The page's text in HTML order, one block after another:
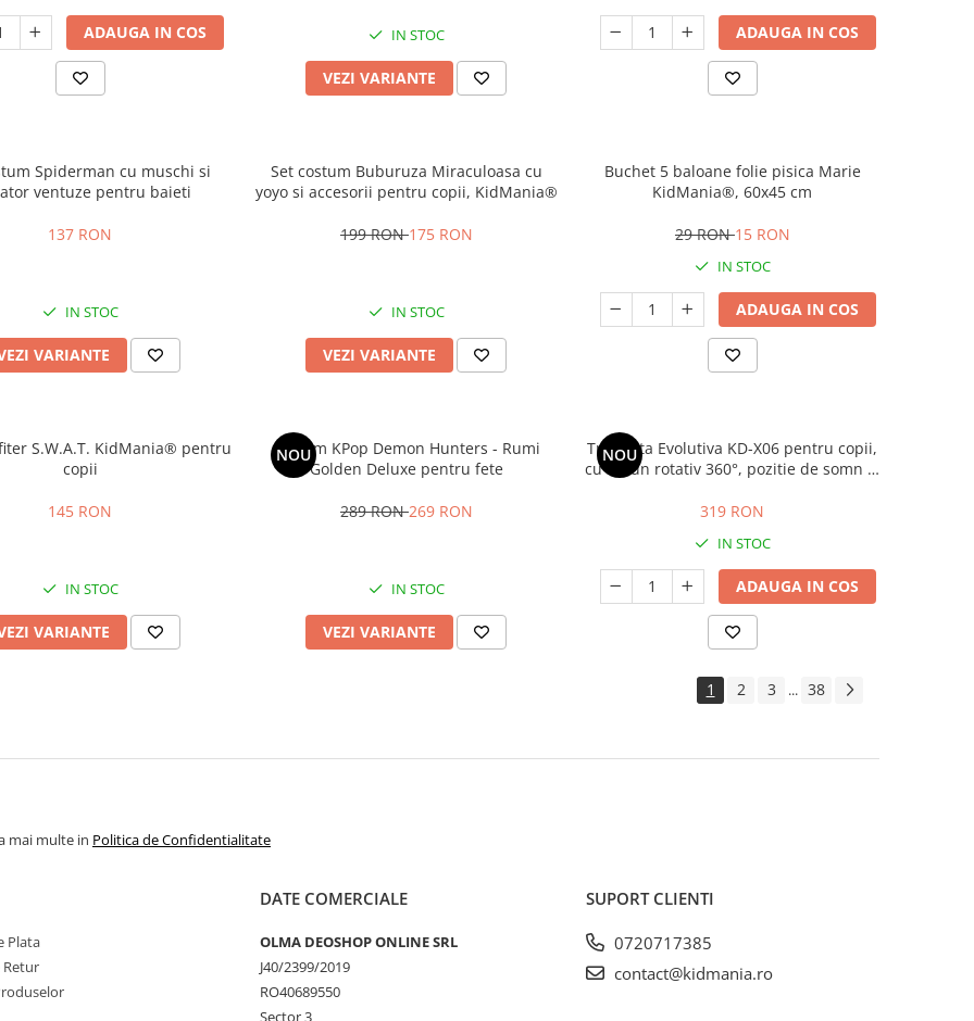
ADAUGA IN COS IN STOC
VEZI VARIANTE
ADAUGA IN COS
Spiderman cu muschi si
ventuze pentru baieti
137 RON
IN STOC
VARIANTE
Set costum Buburuza Miraculoasa cu
yoyo si accesorii pentru copii, KidMania®
199 RON175 RON
IN STOC
VEZI VARIANTE
Buchet 5 baloane folie pisica Marie
KidMania®, 60x45 cm
29 RON15 RON
IN STOC
ADAUGA IN COS
S.W.A.T. KidMania® pentru
copii
145 RON
IN STOC
VARIANTE
NOU
Costum KPop Demon Hunters - Rumi
Golden Deluxe pentru fete
289 RON269 RON
IN STOC
VEZI VARIANTE
NOU
Tricicleta Evolutiva KD-X06 pentru copii,
cu scaun rotativ 360°, pozitie de somn si
319 RON
IN STOC
ADAUGA IN COS
1 2 3 ... 38
mai multe in Politica de Confidentialitate
Plata
Retur
DATE COMERCIALE
OLMA DEOSHOP ONLINE SRL
J40/2399/2019
RO40689550
Sector 3
SUPORT CLIENTI
0720717385
contact@kidmania.ro